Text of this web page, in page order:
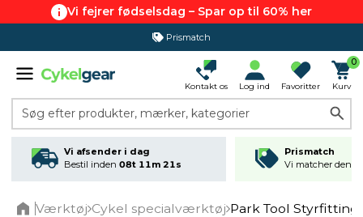
Vi fejrer fødselsdag – Spar op til 60% her
365 dages returret
Kontakt os Log ind Favoritter
0
Kurv
Søg efter produkter, mærker, kategorier
Vi afsender i dag
Bestil inden 08t 11m 21s
Prismatch
Vi matcher den
Værktøj Cykel specialværktøj Park Tool